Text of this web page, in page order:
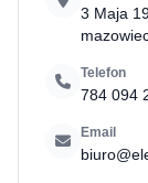
3 Maja
Telefon
784 094
Email